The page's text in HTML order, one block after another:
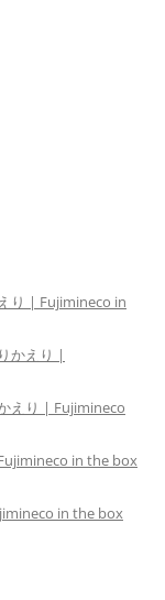
り | Fujimineco in
かえり |
えり | Fujimineco
in the box
in the box